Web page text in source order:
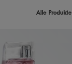
Alle Produkte